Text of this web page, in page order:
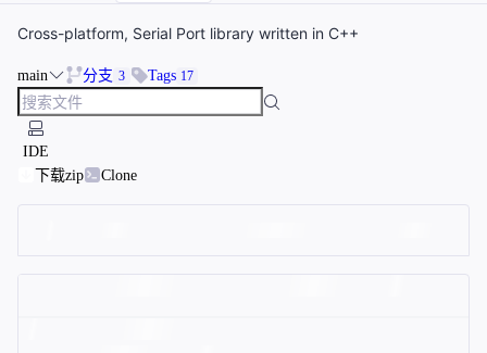
Cross-platform, Serial Port library written in C++
main 分支 3 Tags 17
IDE
下载zip
Clone